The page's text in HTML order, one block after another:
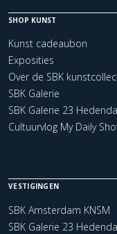
SHOP KUNST
Kunst cadeaubon
Exposities
Over de SBK
SBK Galerie
SBK Galerie 23
Cultuurvlog My Daily
VESTIGINGEN
SBK Amsterdam KNSM
SBK Galerie 23